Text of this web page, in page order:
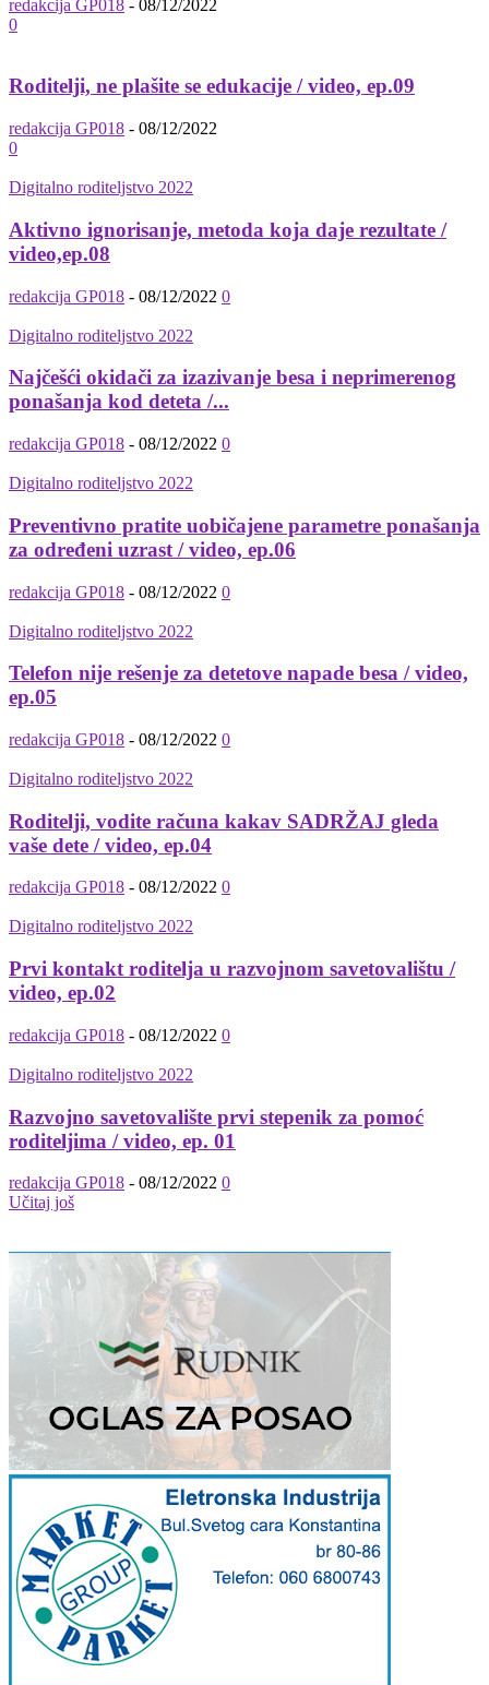
redakcija GP018 - 08/12/2022
0
Roditelji, ne plašite se edukacije / video, ep.09
redakcija GP018 - 08/12/2022
0
Digitalno roditeljstvo 2022
Aktivno ignorisanje, metoda koja daje rezultate /
video,ep.08
redakcija GP018 - 08/12/2022 0
Digitalno roditeljstvo 2022
Najčešći okidači za izazivanje besa i neprimerenog
ponašanja kod deteta /...
redakcija GP018 - 08/12/2022 0
Digitalno roditeljstvo 2022
Preventivno pratite uobičajene parametre ponašanja
za određeni uzrast / video, ep.06
redakcija GP018 - 08/12/2022 0
Digitalno roditeljstvo 2022
Telefon nije rešenje za detetove napade besa / video,
ep.05
redakcija GP018 - 08/12/2022 0
Digitalno roditeljstvo 2022
Roditelji, vodite računa kakav SADRŽAJ gleda
vaše dete / video, ep.04
redakcija GP018 - 08/12/2022 0
Digitalno roditeljstvo 2022
Prvi kontakt roditelja u razvojnom savetovalištu /
video, ep.02
redakcija GP018 - 08/12/2022 0
Digitalno roditeljstvo 2022
Razvojno savetovalište prvi stepenik za pomoć
roditeljima / video, ep. 01
redakcija GP018 - 08/12/2022 0
Učitaj još